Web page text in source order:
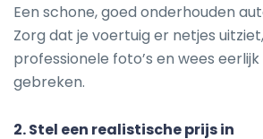
Een schone, goed onderhouden
Zorg dat je voertuig er netjes
professionele foto’s en wees
gebreken.
2.Stel een realistische prijs in